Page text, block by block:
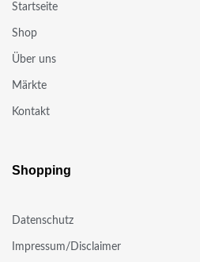
Startseite
Shop
Über uns
Märkte
Kontakt
Shopping
Datenschutz
Impressum/Disclaimer